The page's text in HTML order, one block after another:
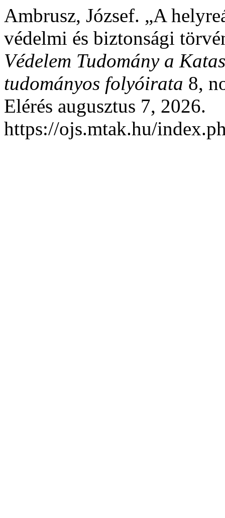
Ambrusz, József. „A
védelmi és biztonsági
Védelem Tudomány a
tudományos folyóirata 8,
Elérés augusztus 7, 2026.
https://ojs.mtak.hu/